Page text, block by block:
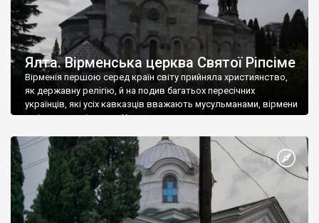
Ялта. Вірменська церква Святої Ріпсіме
Вірменія першою серед країн світу прийняла християнство,
як державну релігію, й на подив багатьох пересічних
українців, які усіх кавказців вважають мусульманами, вірмени
є відданими вірянами Христа